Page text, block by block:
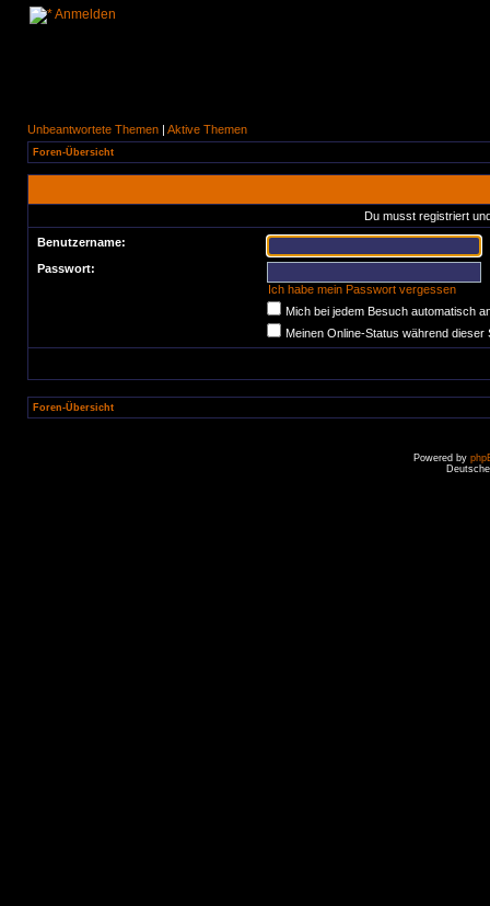
Anmelden
Unbeantwortete Themen | Aktive Themen
Foren-Übersicht
Du musst registriert
Benutzername:
Passwort:
Ich habe mein Passwort vergessen
Mich bei jedem Besuch automatisch
Meinen Online-Status während dieser
Foren-Übersicht
Powered by